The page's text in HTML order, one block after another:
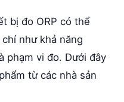
bị đo ORP có thể
như khả năng
phạm vi đo. Dưới đây
từ các nhà sản